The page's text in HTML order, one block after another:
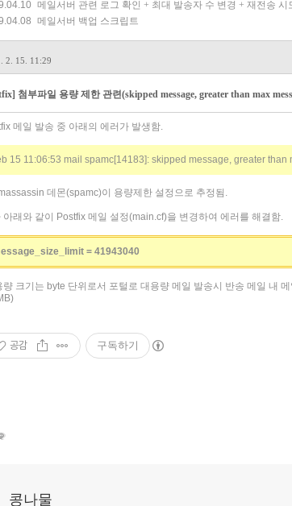
메일서버 관련 로그 확인 + 최대 발송자 수 변경 + 재전송 시
메일서버 백업 스크립트
2. 15. 11:29
첨부파일 용량 제한 관련(skipped message, greater than max
메일 발송 중 아래의 에러가 발생함.
15 11:06:53 mail spamc[14183]: skipped message, greater
데몬(spamc)이 용량제한 설정으로 추정됨.
아래와 같이 Postfix 메일 설정(main.cf)을 변경하여 에러를 해결함.
= 41943040
량 크기는 byte 단위로서 포털로 대용량 메일 발송시 반송 메일 내
공감 구독하기
콩나물